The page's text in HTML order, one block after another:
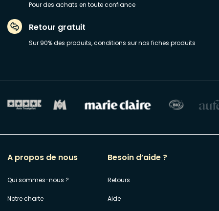
Pour des achats en toute confiance
Retour gratuit
Sur 90% des produits, conditions sur nos fiches produits
A propos de nous
Qui sommes-nous ?
Notre charte
Besoin d’aide ?
Retours
Aide